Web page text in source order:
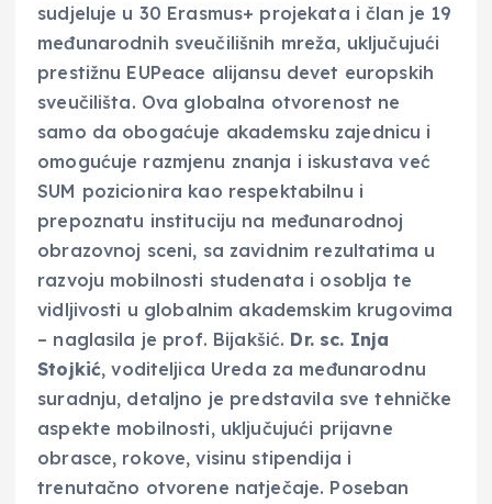
sudjeluje u 30 Erasmus+ projekata i član je 19
međunarodnih sveučilišnih mreža, uključujući
prestižnu EUPeace alijansu devet europskih
sveučilišta. Ova globalna otvorenost ne
samo da obogaćuje akademsku zajednicu i
omogućuje razmjenu znanja i iskustava već
SUM pozicionira kao respektabilnu i
prepoznatu instituciju na međunarodnoj
obrazovnoj sceni, sa zavidnim rezultatima u
razvoju mobilnosti studenata i osoblja te
vidljivosti u globalnim akademskim krugovima
– naglasila je prof. Bijakšić. Dr. sc. Inja
Stojkić, voditeljica Ureda za međunarodnu
suradnju, detaljno je predstavila sve tehničke
aspekte mobilnosti, uključujući prijavne
obrasce, rokove, visinu stipendija i
trenutačno otvorene natječaje. Poseban